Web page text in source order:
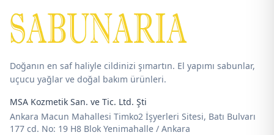
Doğanın en saf haliyle cildinizi şımartın. El yapımı sabunlar,
uçucu yağlar ve doğal bakım ürünleri.
MSA Kozmetik San. ve Tic. Ltd. Şti
Ankara Macun Mahallesi Timko2 İşyerleri Sitesi, Batı Bulvarı
177 cd. No: 19 H8 Blok Yenimahalle / Ankara